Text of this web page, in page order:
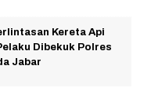
Kereta Api
Dibekuk Polres
Jabar